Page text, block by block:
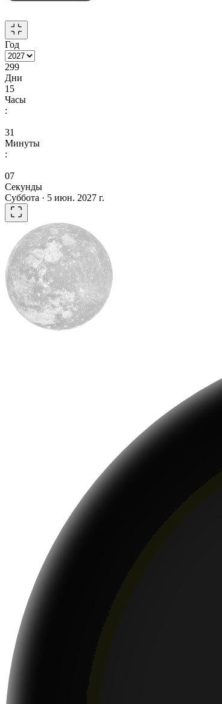
Год
299
Дни
15
Часы
:
31
Минуты
:
06
Секунды
Суббота · 5 июн. 2027 г.